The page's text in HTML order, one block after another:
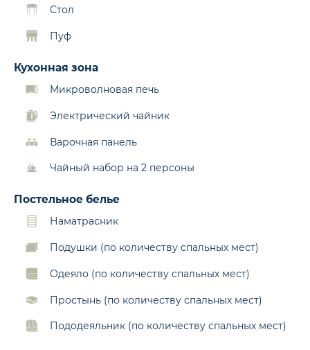
Стол
Пуф
Кухонная зона
Микроволновая печь
Электрический чайник
Варочная панель
Чайный набор на 2 персоны
Постельное белье
Наматрасник
Подушки (по количеству спальных мест)
Одеяло (по количеству спальных мест)
Простынь (по количеству спальных мест)
Пододеяльник (по количеству спальных мест)